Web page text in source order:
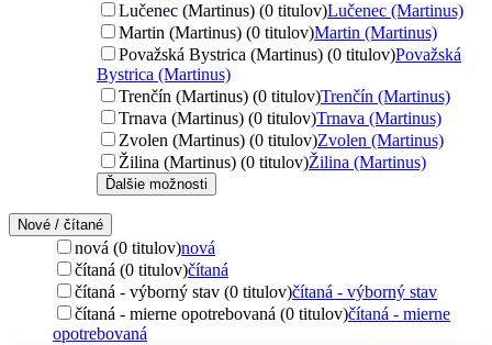
Lučenec (Martinus) (0 titulov)Lučenec (Martinus)
Martin (Martinus) (0 titulov)Martin (Martinus)
Považská Bystrica (Martinus) (0 titulov)Považská
Bystrica (Martinus)
Trenčín (Martinus) (0 titulov)Trenčín (Martinus)
Trnava (Martinus) (0 titulov)Trnava (Martinus)
Zvolen (Martinus) (0 titulov)Zvolen (Martinus)
Žilina (Martinus) (0 titulov)Žilina (Martinus)
Ďalšie možnosti
Nové / čítané
nová (0 titulov)nová
čítaná (0 titulov)čítaná
čítaná - výborný stav (0 titulov)čítaná - výborný stav
čítaná - mierne opotrebovaná (0 titulov)čítaná - mierne
opotrebovaná